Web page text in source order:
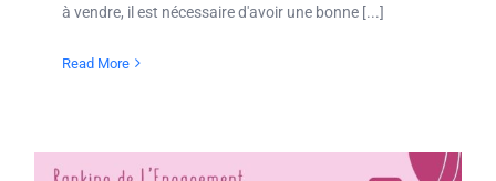
à vendre, il est nécessaire d'avoir une bonne [...]
Read More